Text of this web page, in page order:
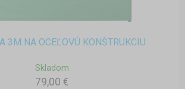
3M NA OCEĽOVÚ KONŠTRUKCIU
Skladom
79,00 €